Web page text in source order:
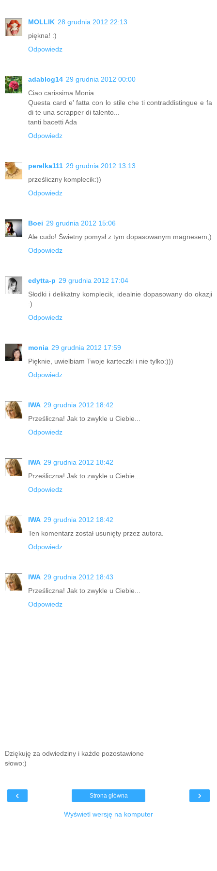
MOLLIK 28 grudnia 2012 22:13
piękna! :)
Odpowiedz
adablog14 29 grudnia 2012 00:00
Ciao carissima Monia...
Questa card e' fatta con lo stile che ti contraddistingue e fa
di te una scrapper di talento...
tanti bacetti Ada
Odpowiedz
perelka111 29 grudnia 2012 13:13
prześliczny komplecik:))
Odpowiedz
Boei 29 grudnia 2012 15:06
Ale cudo! Świetny pomysł z tym dopasowanym magnesem;)
Odpowiedz
edytta-p 29 grudnia 2012 17:04
Słodki i delikatny komplecik, idealnie dopasowany do okazji
:)
Odpowiedz
monia 29 grudnia 2012 17:59
Pięknie, uwielbiam Twoje karteczki i nie tylko:)))
Odpowiedz
IWA 29 grudnia 2012 18:42
Prześliczna! Jak to zwykle u Ciebie...
Odpowiedz
IWA 29 grudnia 2012 18:42
Prześliczna! Jak to zwykle u Ciebie...
Odpowiedz
IWA 29 grudnia 2012 18:42
Ten komentarz został usunięty przez autora.
Odpowiedz
IWA 29 grudnia 2012 18:43
Prześliczna! Jak to zwykle u Ciebie...
Odpowiedz
Dziękuję za odwiedziny i każde pozostawione
słowo:)
‹ ›
Strona główna
Wyświetl wersję na komputer